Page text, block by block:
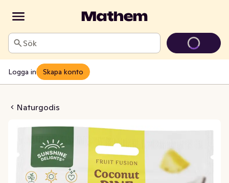
Sök
Logga in Skapa konto
Naturgodis
Kokos- & Ananassmak